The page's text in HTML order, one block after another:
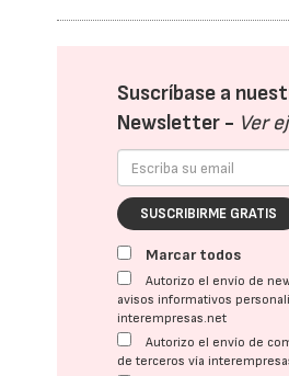
Suscríbase a
Newsletter - Ver
SUSCRIBIRME GRATIS
Marcar todos
Autorizo el envío de
avisos informativos
interempresas.net
Autorizo el envío de
de terceros vía